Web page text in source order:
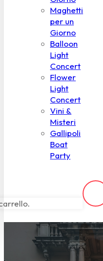
Maghetti
per un
Giorno
Balloon
Light
Concert
Flower
Light
Concert
Vini &
Misteri
Gallipoli
Boat
Party